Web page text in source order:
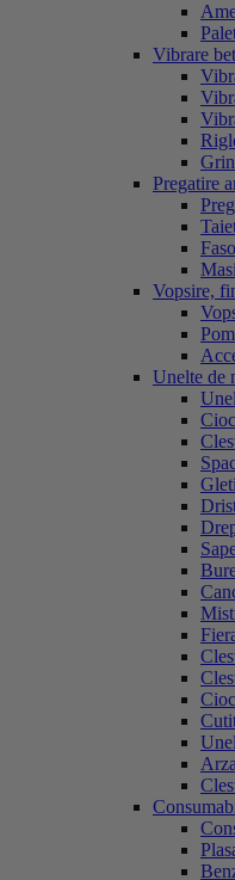
Vibrare
Pregatire
Vopsire,
Unelte de